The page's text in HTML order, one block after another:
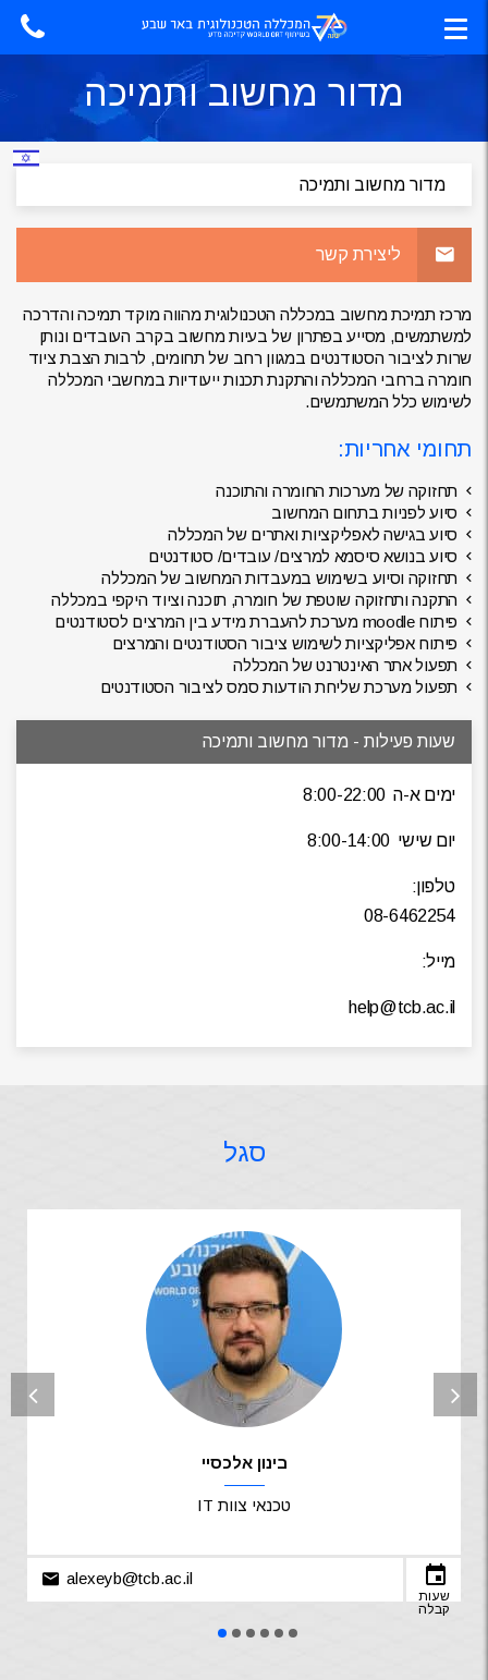
מדור מחשוב ותמיכה
ליצירת קשר
מרכז תמיכת מחשוב במכללה הטכנולוגית מהווה מוקד תמיכה והדרכה
למשתמשים, מסייע בפתרון של בעיות מחשוב בקרב העובדים ונותן
שרות לציבור הסטודנטים במגוון רחב של תחומים, לרבות הצבת ציוד
חומרה ברחבי המכללה והתקנת תכנות ייעודיות במחשבי המכללה
לשימוש כלל המשתמשים.
תחומי אחריות:
תחזוקה של מערכות החומרה והתוכנה
סיוע לפניות בתחום המחשוב
סיוע בגישה לאפליקציות ואתרים של המכללה
סיוע בנושא סיסמא למרצים/ עובדים/ סטודנטים
תחזוקה וסיוע בשימוש במעבדות המחשוב של המכללה
התקנה ותחזוקה שוטפת של חומרה, תוכנה וציוד היקפי במכללה
פיתוח moodle מערכת להעברת מידע בין המרצים לסטודנטים
פיתוח אפליקציות לשימוש ציבור הסטודנטים והמרצים
תפעול אתר האינטרנט של המכללה
תפעול מערכת שליחת הודעות סמס לציבור הסטודנטים
שעות פעילות - מדור מחשוב ותמיכה
ימים א-ה 8:00-22:00
יום שישי 8:00-14:00
טלפון:
08-6462254
מייל:
help@tcb.ac.il
סגל
בינון אלכסיי
טכנאי צוות IT
alexeyb@tcb.ac.il
שעות
קבלה